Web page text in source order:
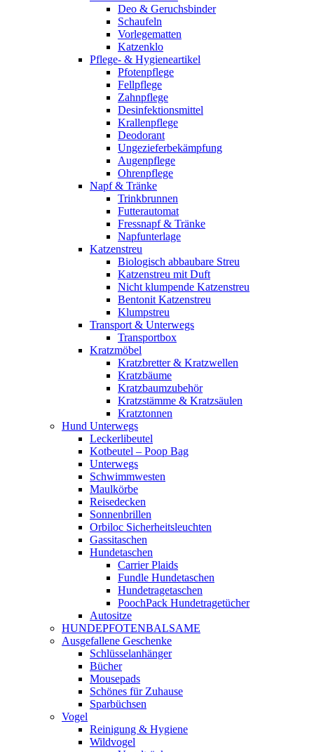
Deo & Geruchsbinder
Schaufeln
Vorlegematten
Katzenklo
Pflege- & Hygieneartikel
Pfotenpflege
Fellpflege
Zahnpflege
Desinfektionsmittel
Krallenpflege
Deodorant
Ungezieferbekämpfung
Augenpflege
Ohrenpflege
Napf & Tränke
Trinkbrunnen
Futterautomat
Fressnapf & Tränke
Napfunterlage
Katzenstreu
Biologisch abbaubare Streu
Katzenstreu mit Duft
Nicht klumpende Katzenstreu
Bentonit Katzenstreu
Klumpstreu
Transport & Unterwegs
Transportbox
Kratzmöbel
Kratzbretter & Kratzwellen
Kratzbäume
Kratzbaumzubehör
Kratzstämme & Kratzsäulen
Kratztonnen
Hund Unterwegs
Leckerlibeutel
Kotbeutel – Poop Bag
Unterwegs
Schwimmwesten
Maulkörbe
Reisedecken
Sonnenbrillen
Orbiloc Sicherheitsleuchten
Gassitaschen
Hundetaschen
Carrier Plaids
Fundle Hundetaschen
Hundetragetaschen
PoochPack Hundetragetücher
Autositze
HUNDEPFOTENBALSAME
Ausgefallene Geschenke
Schlüsselanhänger
Bücher
Mousepads
Schönes für Zuhause
Sparbüchsen
Vogel
Reinigung & Hygiene
Wildvogel